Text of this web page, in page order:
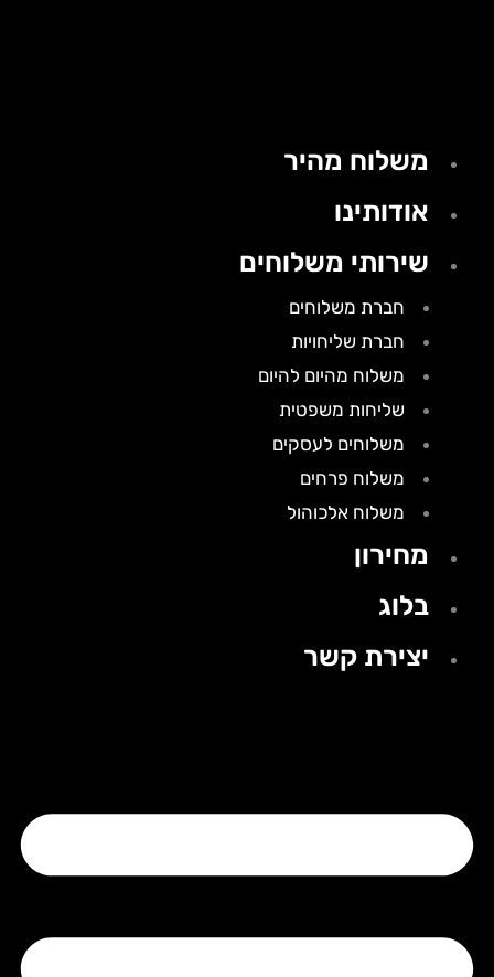
משלוח מהיר
אודותינו
שירותי משלוחים
חברת משלוחים
חברת שליחויות
משלוח מהיום להיום
שליחות משפטית
משלוחים לעסקים
משלוח פרחים
משלוח אלכוהול
מחירון
בלוג
יצירת קשר